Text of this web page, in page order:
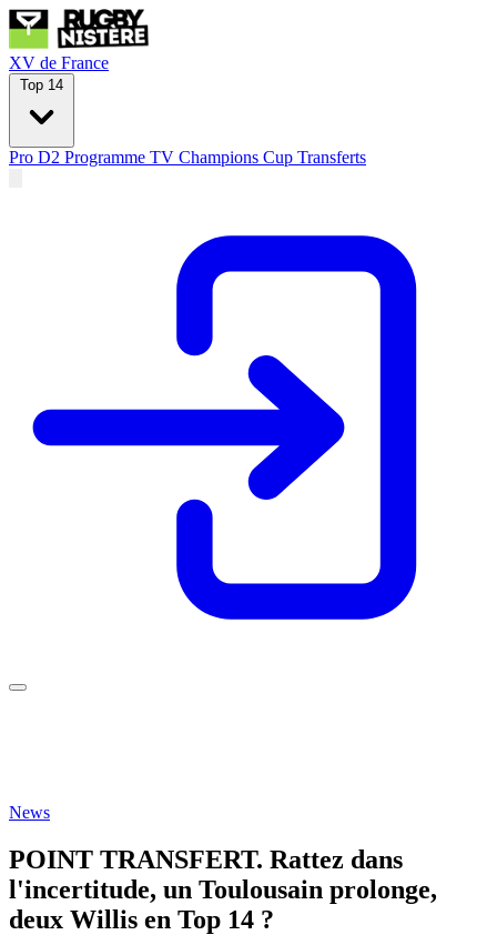
XV de France
Top 14
Pro D2 Programme TV Champions Cup Transferts
News
POINT TRANSFERT. Rattez dans
l'incertitude, un Toulousain prolonge,
deux Willis en Top 14 ?